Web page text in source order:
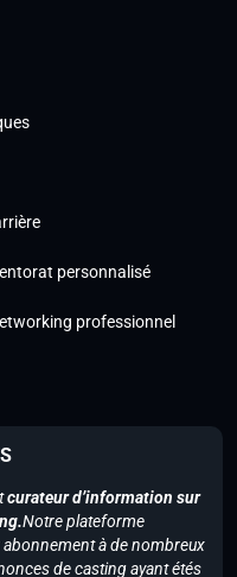
personnalisé
professionnel
curateur d’information sur
Notre plateforme
à de nombreux
de casting ayant étés